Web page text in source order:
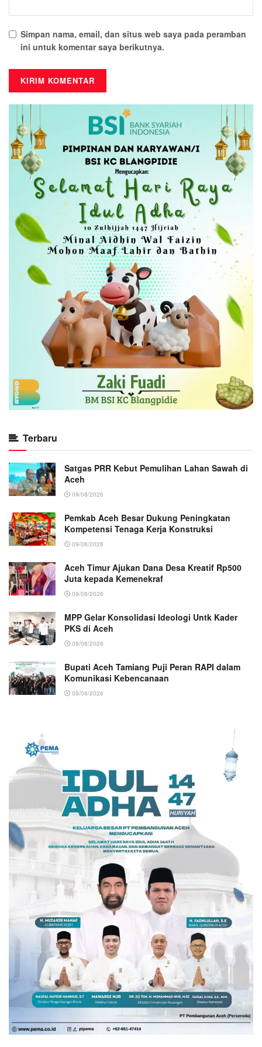
Simpan nama, email, dan situs web saya pada peramban
ini untuk komentar saya berikutnya.
Terbaru
Satgas PRR Kebut Pemulihan Lahan Sawah di
Aceh
09/08/2026
Pemkab Aceh Besar Dukung Peningkatan
Kompetensi Tenaga Kerja Konstruksi
09/08/2026
Aceh Timur Ajukan Dana Desa Kreatif Rp500
Juta kepada Kemenekraf
09/08/2026
MPP Gelar Konsolidasi Ideologi Untk Kader
PKS di Aceh
09/08/2026
Bupati Aceh Tamiang Puji Peran RAPI dalam
Komunikasi Kebencanaan
09/08/2026